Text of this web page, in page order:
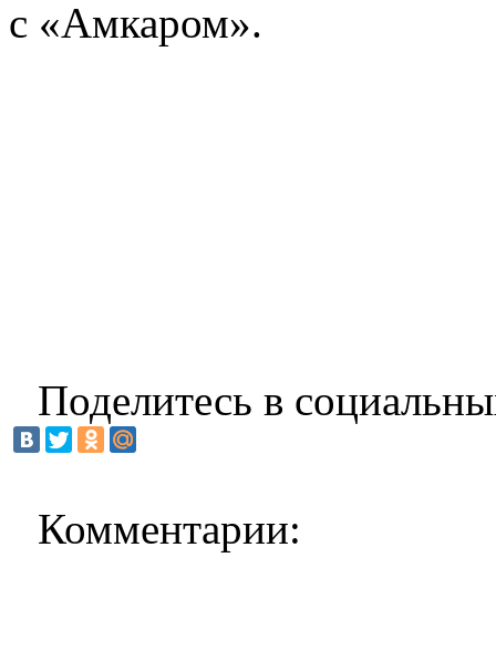
с «Амкаром».
Поделитесь в
Комментарии: